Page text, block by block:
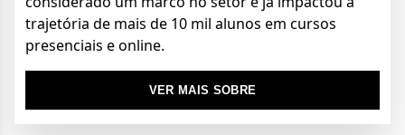
trajetória de mais de 10 mil alunos em cursos
presenciais e online.
VER MAIS SOBRE